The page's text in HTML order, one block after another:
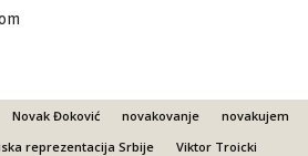
Novak Đoković novakovanje
novakujem
reprezentacija Srbije Viktor Troicki